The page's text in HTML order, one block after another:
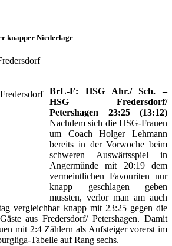
knapper Niederlage
BrL-F: HSG Ahr./ Sch. –
HSG Fredersdorf/
Petershagen 23:25 (13:12)
Nachdem sich die HSG-Frauen
um Coach Holger Lehmann
bereits in der Vorwoche beim
schweren Auswärtsspiel in
Angermünde mit 20:19 dem
vermeintlichen Favouriten nur
knapp geschlagen geben
mussten, verlor man am auch
vergleichbar knapp mit 23:25 gegen die
aus Fredersdorf/ Petershagen. Damit
mit 2:4 Zählern als Aufsteiger vorerst im
Tabelle auf Rang sechs.